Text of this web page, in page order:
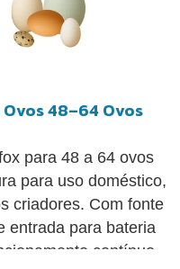
48–64 Ovos
para 48 a 64 ovos
para uso doméstico,
criadores. Com fonte
entrada para bateria
contínuo